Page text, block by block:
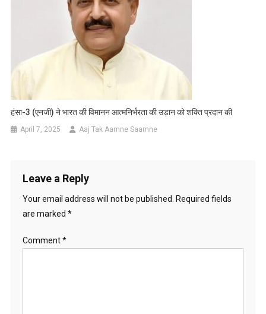
हंसा-3 (एनजी) ने भारत की विमानन आत्मनिर्भरता की उड़ान को शक्ति प्रदान की
April 7, 2025 Aaj Tak Aamne Saamne
Leave a Reply
Your email address will not be published.
Required fields
are marked *
Comment*